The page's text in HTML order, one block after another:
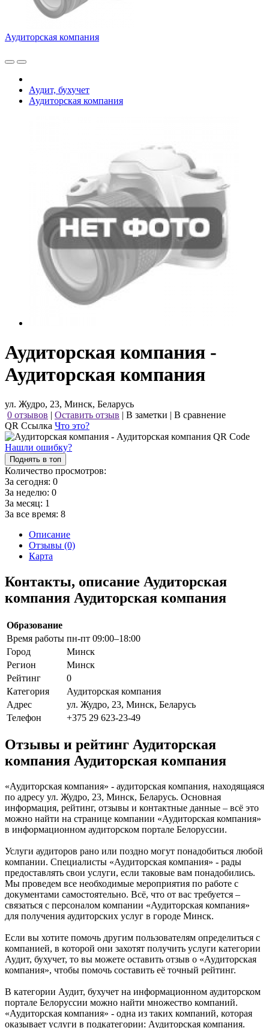
Аудиторская компания
Аудит, бухучет
Аудиторская компания
Аудиторская компания -
Аудиторская компания
ул. Жудро, 23, Минск, Беларусь
0 отзывов | Оставить отзыв | В заметки | В сравнение
QR Ссылка Что это?
Нашли ошибку?
Поднять в топ
Количество просмотров:
За сегодня: 0
За неделю: 0
За месяц: 1
За все время: 8
Описание
Отзывы (0)
Карта
Контакты, описание Аудиторская
компания Аудиторская компания
Образование
Время работы пн-пт 09:00–18:00
Город
Минск
Регион
Минск
Рейтинг
0
Категория
Аудиторская компания
Адрес
ул. Жудро, 23, Минск, Беларусь
Телефон
+375 29 623-23-49
Отзывы и рейтинг Аудиторская
компания Аудиторская компания
«Аудиторская компания» - аудиторская компания, находящаяся
по адресу ул. Жудро, 23, Минск, Беларусь. Основная
информация, рейтинг, отзывы и контактные данные – всё это
можно найти на странице компании «Аудиторская компания»
в информационном аудиторском портале Белоруссии.
Услуги аудиторов рано или поздно могут понадобиться любой
компании. Специалисты «Аудиторская компания» - рады
предоставлять свои услуги, если таковые вам понадобились.
Мы проведем все необходимые мероприятия по работе с
документами самостоятельно. Всё, что от вас требуется –
связаться с персоналом компании «Аудиторская компания»
для получения аудиторских услуг в городе Минск.
Если вы хотите помочь другим пользователям определиться с
компанией, в которой они захотят получить услуги категории
Аудит, бухучет, то вы можете оставить отзыв о «Аудиторская
компания», чтобы помочь составить её точный рейтинг.
В категории Аудит, бухучет на информационном аудиторском
портале Белоруссии можно найти множество компаний.
«Аудиторская компания» - одна из таких компаний, которая
оказывает услуги в подкатегории: Аудиторская компания.